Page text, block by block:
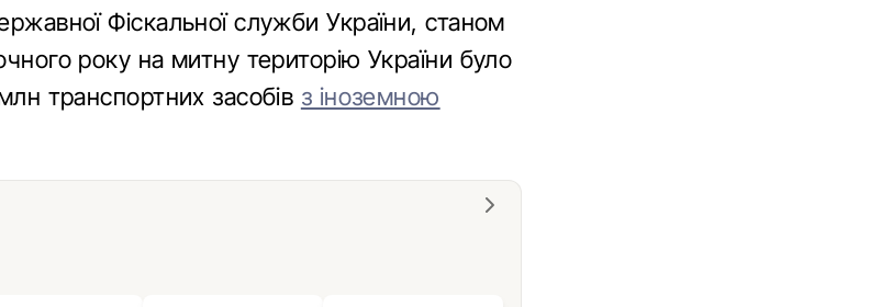
Фіскальної служби України, станом
року на митну територію України було
транспортних засобів з іноземною